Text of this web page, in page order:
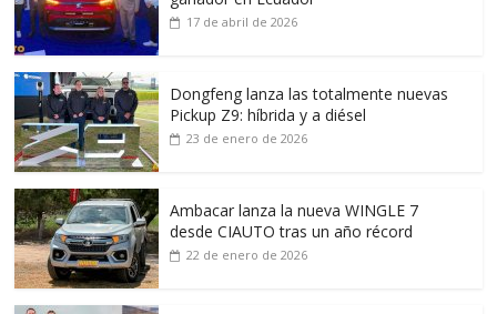
17 de abril de 2026
Dongfeng lanza las totalmente nuevas
Pickup Z9: híbrida y a diésel
23 de enero de 2026
Ambacar lanza la nueva WINGLE 7
desde CIAUTO tras un año récord
22 de enero de 2026